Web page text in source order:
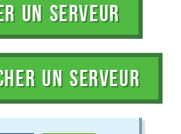
UN SERVEUR
UN SERVEUR